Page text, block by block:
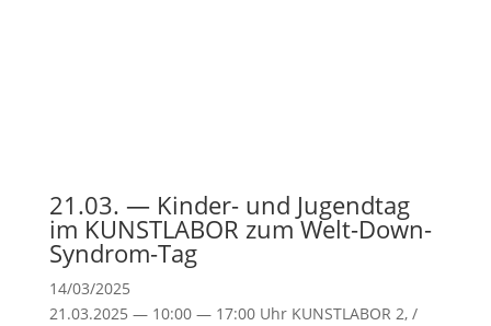
21.03. — Kinder- und Jugendtag
im KUNSTLABOR zum Welt-Down-
Syndrom-Tag
14/03/2025
21.03.2025 — 10:00 — 17:00 Uhr KUNSTLABOR 2, /